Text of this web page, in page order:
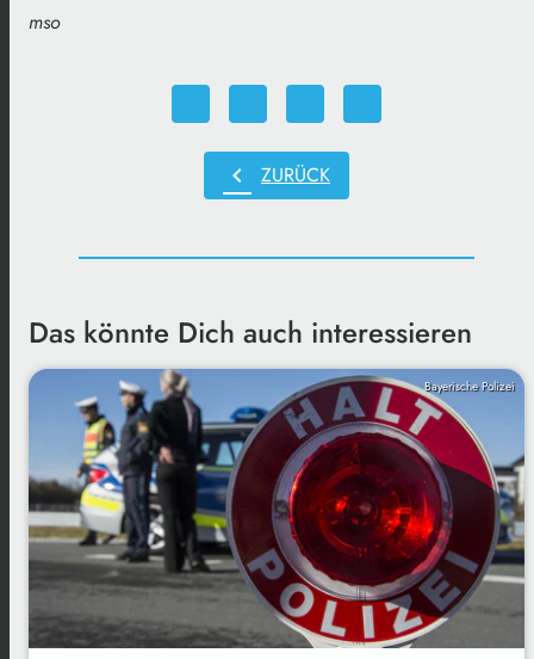
mso
chevron_left ZURÜCK
Das könnte Dich auch interessieren
Bayerische Polizei